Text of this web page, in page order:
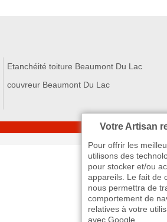
Etanchéité toiture Beaumont Du Lac
couvreur Beaumont Du Lac
Votre Artisan
Pour offrir les
utilisons des
pour stocker et/ou
appareils. Le fait de
nous permettra de
comportement de
relatives à votre
avec Google.